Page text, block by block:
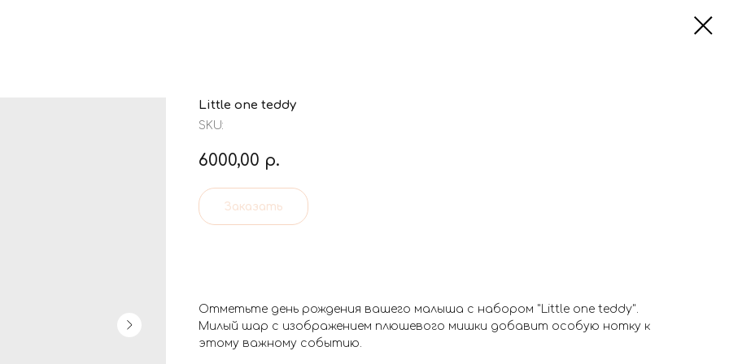
Little one teddy
SKU:
6000,00 р.
Заказать
Отметьте день рождения вашего малыша с набором "Little one teddy".
Милый шар с изображением плюшевого мишки добавит особую нотку к
этому важному событию.